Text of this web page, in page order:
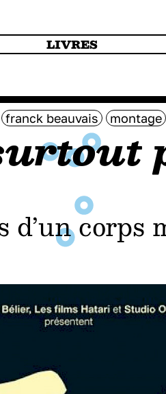
LIVRES
franck beauvais montage
d’un corps